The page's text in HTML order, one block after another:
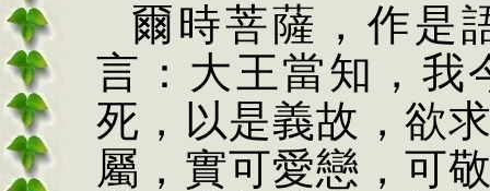
爾時菩薩，作是
言：大王當知，我
死，以是義故，欲
屬，實可愛戀，可